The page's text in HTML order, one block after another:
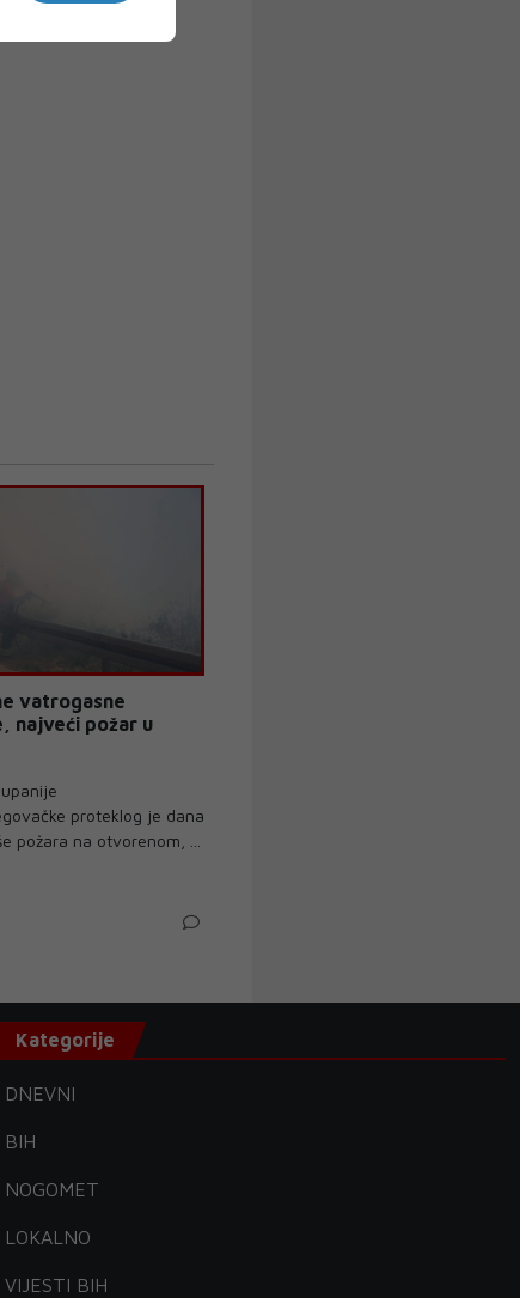
vatrogasne
najveći požar u
proteklog je dana
požara na otvorenom, ...
Kategorije
DNEVNI
BIH
NOGOMET
LOKALNO
VIJESTI BIH